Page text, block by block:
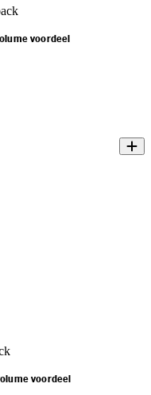
voordeel
voordeel